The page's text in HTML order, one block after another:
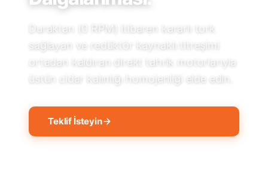
Duraktan (0 RPM) itibaren kararlı tork
sağlayan ve redüktör kaynaklı titreşimi
ortadan kaldıran direkt tahrik motorlarıyla
üstün cidar kalınlığı homojenliği elde edin.
Teklif İsteyin